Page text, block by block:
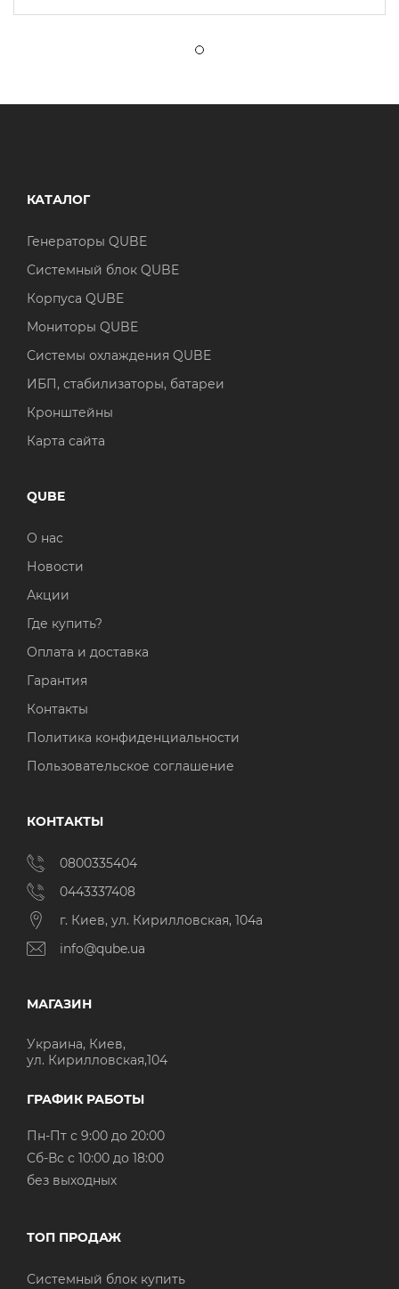
КАТАЛОГ
Генераторы QUBE
Системный блок QUBE
Корпуса QUBE
Мониторы QUBE
Системы охлаждения QUBE
ИБП, стабилизаторы, батареи
Кронштейны
Карта сайта
QUBE
О нас
Новости
Акции
Где купить?
Оплата и доставка
Гарантия
Контакты
Политика конфиденциальности
Пользовательское соглашение
КОНТАКТЫ
0800335404
0443337408
г. Киев, ул. Кирилловская, 104а
info@qube.ua
МАГАЗИН
Украина, Киев,
ул. Кирилловская,104
ГРАФИК РАБОТЫ
Пн-Пт с 9:00 до 20:00
Cб-Вс с 10:00 до 18:00
без выходных
ТОП ПРОДАЖ
Системный блок купить